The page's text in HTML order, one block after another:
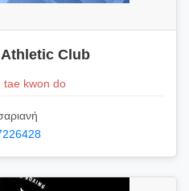
Club
tae kwon do